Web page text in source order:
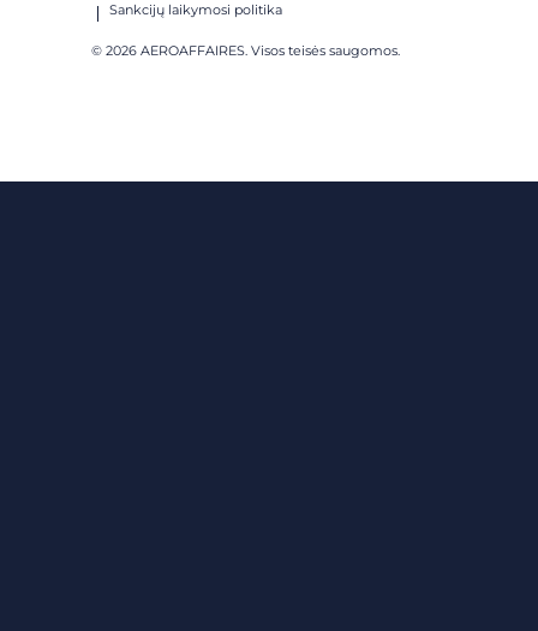
Sankcijų laikymosi politika
© 2026 AEROAFFAIRES. Visos teisės saugomos.